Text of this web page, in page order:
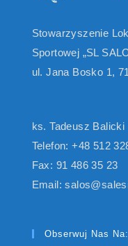
Stowarzyszenie
Sportowej „SL
ul. Jana Bosko 1,
ks. Tadeusz Balicki
Telefon: +48 512
Fax: 91 486 35 23
Email:
Obserwuj Nas Na: